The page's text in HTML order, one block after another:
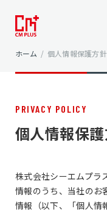
ホーム / 個人情報保護方針
PRIVACY POLICY
個人情報保
株式会社シーエムプラ
情報のうち、当社のお
情報（以下、「個人情